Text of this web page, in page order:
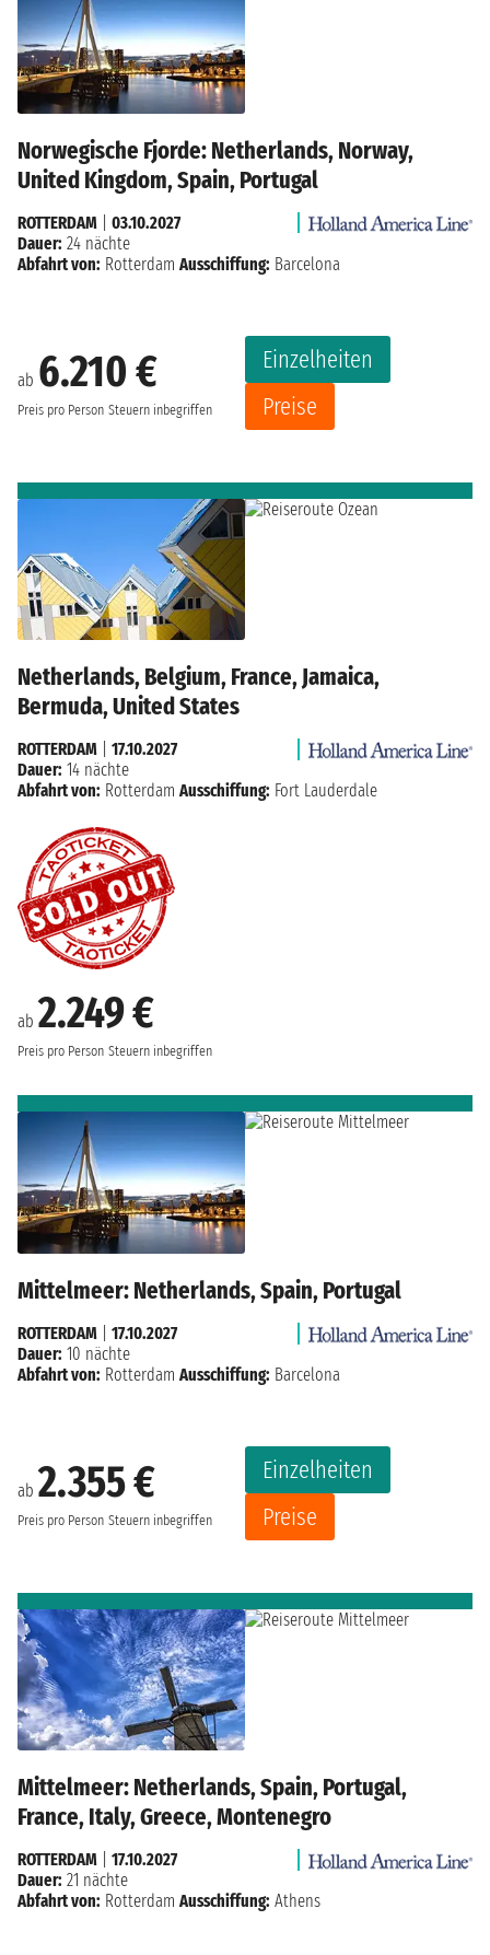
Norwegische Fjorde: Netherlands, Norway,
United Kingdom, Spain, Portugal
ab 6.210 €
Preis pro Person Steuern inbegriffen
Einzelheiten
Preise
ROTTERDAM
03.10.2027
Dauer: 24 nächte
Abfahrt von: Rotterdam Ausschiffung: Barcelona
Netherlands, Belgium, France, Jamaica,
Bermuda, United States
ab 2.249 €
Preis pro Person Steuern inbegriffen
ROTTERDAM
17.10.2027
Dauer: 14 nächte
Abfahrt von: Rotterdam Ausschiffung: Fort Lauderdale
Mittelmeer: Netherlands, Spain, Portugal
ab 2.355 €
Preis pro Person Steuern inbegriffen
Einzelheiten
Preise
ROTTERDAM
17.10.2027
Dauer: 10 nächte
Abfahrt von: Rotterdam Ausschiffung: Barcelona
Mittelmeer: Netherlands, Spain, Portugal,
France, Italy, Greece, Montenegro
ROTTERDAM
17.10.2027
Dauer: 21 nächte
Abfahrt von: Rotterdam Ausschiffung: Athens